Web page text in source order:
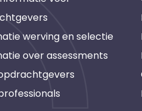
werving en selectie
over assessments